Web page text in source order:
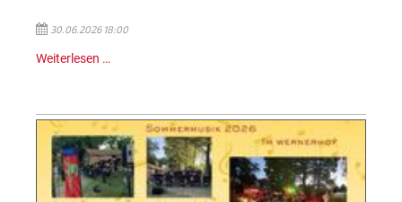
30.06.2026 18:00
Weiterlesen …